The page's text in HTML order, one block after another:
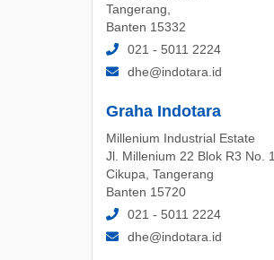
Tangerang,
Banten 15332
021 - 5011 2224
dhe@indotara.id
Graha Indotara
Millenium Industrial Estate
Jl. Millenium 22 Blok R3 No. 1
Cikupa, Tangerang
Banten 15720
021 - 5011 2224
dhe@indotara.id